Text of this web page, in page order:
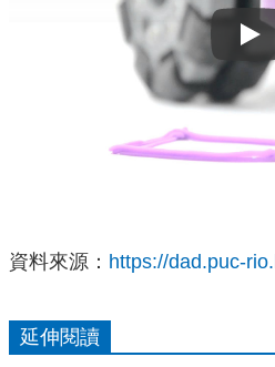
Play
資料來源： https://dad.puc-
延伸閱讀